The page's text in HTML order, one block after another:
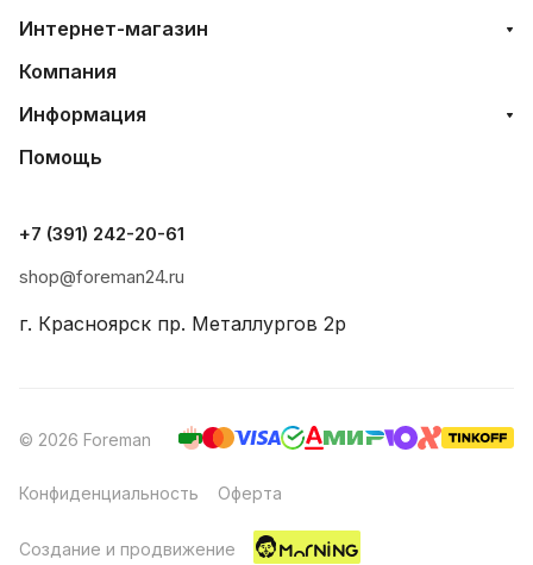
Интернет-магазин
Компания
Информация
Помощь
+7 (391) 242-20-61
shop@foreman24.ru
г. Красноярск пр. Металлургов 2р
© 2026 Foreman
Конфиденциальность Оферта
Создание и продвижение